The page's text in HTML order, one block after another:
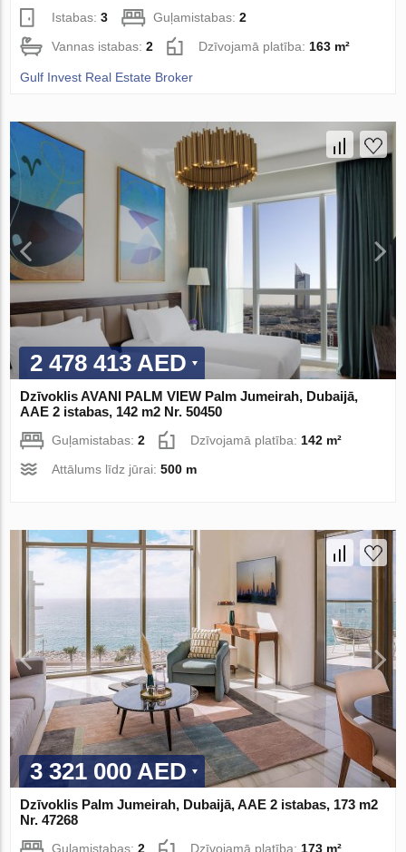
Istabas:3 Guļamistabas:2
Vannas istabas:2 Dzīvojamā platība:163 m²
Gulf Invest Real Estate Broker
2 478 413 AED
Dzīvoklis AVANI PALM VIEW Palm Jumeirah, Dubaijā,
AAE 2 istabas, 142 m2 Nr. 50450
Guļamistabas:2 Dzīvojamā platība: 142 m²
Attālums līdz jūrai:500 m
3 321 000 AED
Dzīvoklis Palm Jumeirah, Dubaijā, AAE 2 istabas, 173 m2
Nr. 47268
Guļamistabas:2 Dzīvojamā platība: 173 m²